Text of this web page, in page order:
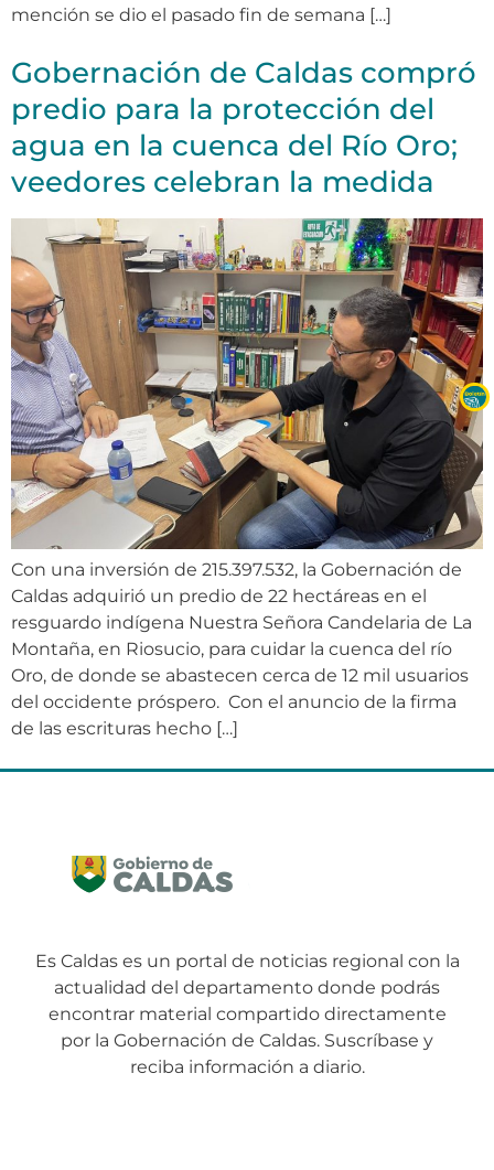
mención se dio el pasado fin de semana […]
Gobernación de Caldas compró
predio para la protección del
agua en la cuenca del Río Oro;
veedores celebran la medida
Con una inversión de 215.397.532, la Gobernación de
Caldas adquirió un predio de 22 hectáreas en el
resguardo indígena Nuestra Señora Candelaria de La
Montaña, en Riosucio, para cuidar la cuenca del río
Oro, de donde se abastecen cerca de 12 mil usuarios
del occidente próspero. Con el anuncio de la firma
de las escrituras hecho […]
Es Caldas es un portal de noticias regional con la
actualidad del departamento donde podrás
encontrar material compartido directamente
por la Gobernación de Caldas. Suscríbase y
reciba información a diario.